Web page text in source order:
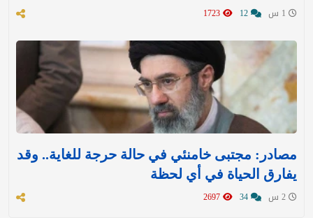
مصادر: مجتبى خامنئي في حالة حرجة للغاية.. وقد
يفارق الحياة في أي لحظة